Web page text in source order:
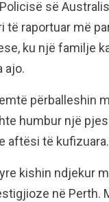
së
të raportuar më
ku një familje
ajo.
përballeshin
humbur një
aftësi të kufizuara.
kishin ndjekur
në Perth.